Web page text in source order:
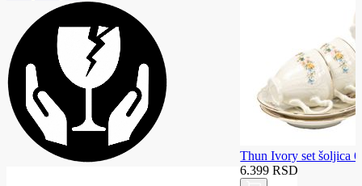
Thun Ivory set šoljica
6.399 RSD